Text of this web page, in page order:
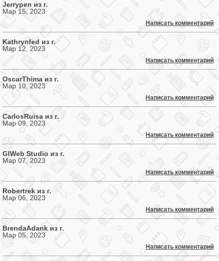
Jerrypen из г.
Мар 15, 2023
Написать комментарий
Kathrynfed из г.
Мар 12, 2023
Написать комментарий
OscarThima из г.
Мар 10, 2023
Написать комментарий
CarlosRuisa из г.
Мар 09, 2023
Написать комментарий
GlWeb Studio из г.
Мар 07, 2023
Написать комментарий
Robertrek из г.
Мар 06, 2023
Написать комментарий
BrendaAdank из г.
Мар 05, 2023
Написать комментарий